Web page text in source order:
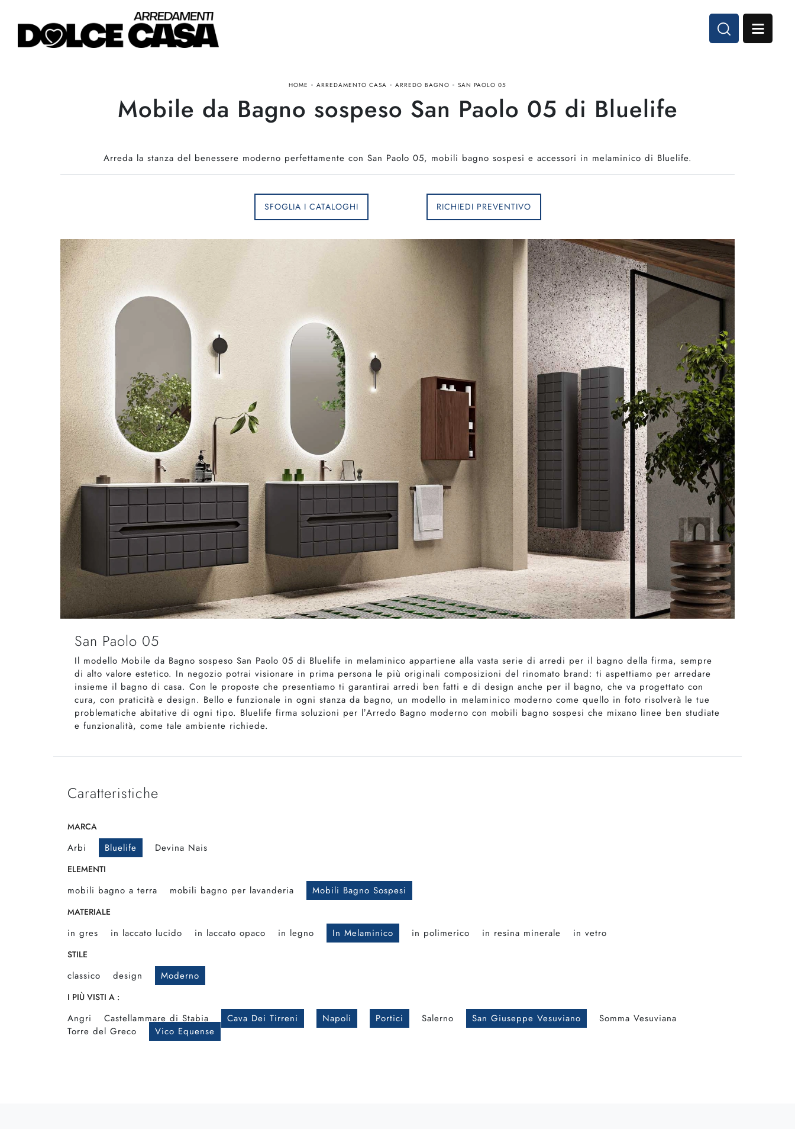
HOME - ARREDAMENTO CASA - ARREDO BAGNO - SAN PAOLO 05
Mobile da Bagno sospeso San Paolo 05 di Bluelife
Arreda la stanza del benessere moderno perfettamente con San Paolo 05, mobili bagno sospesi e accessori in melaminico di Bluelife.
SFOGLIA I CATALOGHI RICHIEDI PREVENTIVO
San Paolo 05
Il modello Mobile da Bagno sospeso San Paolo 05 di Bluelife in melaminico appartiene alla vasta serie di arredi per il bagno della firma, sempre
di alto valore estetico. In negozio potrai visionare in prima persona le più originali composizioni del rinomato brand: ti aspettiamo per arredare
insieme il bagno di casa. Con le proposte che presentiamo ti garantirai arredi ben fatti e di design anche per il bagno, che va progettato con
cura, con praticità e design. Bello e funzionale in ogni stanza da bagno, un modello in melaminico moderno come quello in foto risolverà le tue
problematiche abitative di ogni tipo. Bluelife firma soluzioni per l’Arredo Bagno moderno con mobili bagno sospesi che mixano linee ben studiate
e funzionalità, come tale ambiente richiede.
Caratteristiche
MARCA
Arbi Bluelife Devina Nais
ELEMENTI
mobili bagno a terra mobili bagno per lavanderia Mobili Bagno Sospesi
MATERIALE
in gres in laccato lucido in laccato opaco in legno In Melaminico in polimerico in resina minerale in vetro
STILE
classico design Moderno
I PIÙ VISTI A :
Angri Castellammare di Stabia Cava Dei Tirreni Napoli Portici Salerno San Giuseppe Vesuviano
Somma Vesuviana
Torre del Greco
Vico Equense